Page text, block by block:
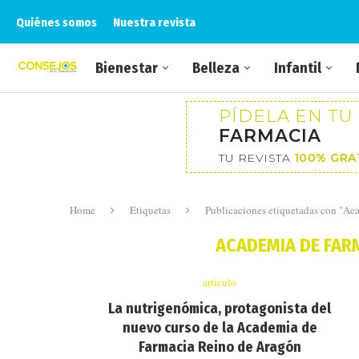
Quiénes somos Nuestra revista
Bienestar Belleza Infantil
PÍDELA EN TU
FARMACIA
TU REVISTA 100%
Home Etiquetas Publicaciones etiquetadas con
ACADEMIA DE
artículo
La nutrigenómica, protagonista del
nuevo curso de la Academia de
Farmacia Reino de Aragón